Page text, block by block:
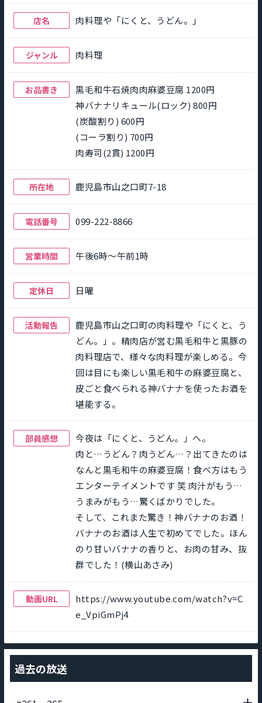
店名 肉料理や「にくと、うどん。」
ジャンル 肉料理
お品書き
黒毛和牛石焼肉肉麻婆豆腐 1200円
神バナナリキュール(ロック) 800円
(炭酸割り) 600円
(コーラ割り) 700円
肉寿司(2貫) 1200円
所在地 鹿児島市山之口町7-18
電話番号 099-222-8866
営業時間 午後6時～午前1時
定休日 日曜
活動報告
鹿児島市山之口町の肉料理や「にくと、う
どん。」。精肉店が営む黒毛和牛と黒豚の
肉料理店で、様々な肉料理が楽しめる。今
回は目にも楽しい黒毛和牛の麻婆豆腐と、
皮ごと食べられる神バナナを使ったお酒を
堪能する。
部員感想
今夜は「にくと、うどん。」へ。
肉と…うどん？肉うどん…？出てきたのは
なんと黒毛和牛の麻婆豆腐！食べ方はもう
エンターテイメントです 笑 肉汁がもう…
うまみがもう…驚くばかりでした。
そして、これまた驚き！神バナナのお酒！
バナナのお酒は人生で初めてでした。ほん
のり甘いバナナの香りと、お肉の甘み、抜
群でした！(横山あさみ)
動画URL
https://www.youtube.com/watch?v=C
e_VpiGmPj4
過去の放送